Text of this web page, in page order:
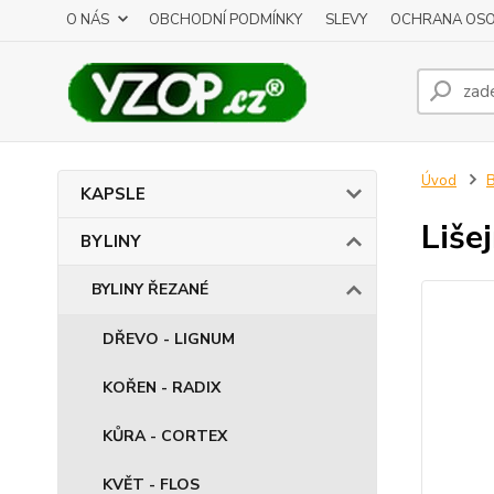
O NÁS OBCHODNÍ PODMÍNKY SLEVY OCHRANA
KAPSLE
BYLINY
BYLINY ŘEZANÉ
DŘEVO - LIGNUM
KOŘEN - RADIX
KŮRA - CORTEX
KVĚT - FLOS
Úvod